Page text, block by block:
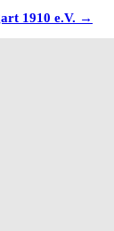
1910 e.V. →